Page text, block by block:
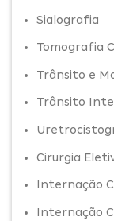
Sialografia
Tomografia
Trânsito e
Trânsito
Cirurgia
Internação
Internação